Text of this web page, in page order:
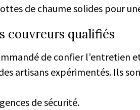
de chaume solides pour
couvreurs qualifiés
de confier l’entretien
artisans expérimentés. Ils
de sécurité.